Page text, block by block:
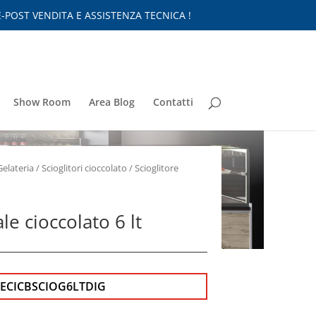
VENDITA E ASSISTENZA TECNICA !
Show Room Area Blog Contatti
/Scioglitori cioccolato / Scioglitore
cioccolato 6 lt